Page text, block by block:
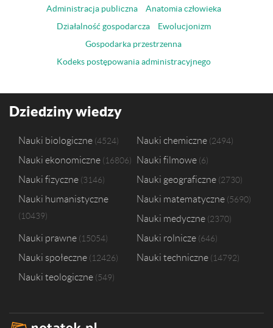
Administracja publiczna
Anatomia człowieka
Działalność gospodarcza
Ewolucjonizm
Gospodarka przestrzenna
Kodeks postępowania administracyjnego
Dziedziny wiedzy
Nauki biologiczne 4524 Nauki chemiczne 2494
Nauki ekonomiczne 16806 Nauki filmowe 6
Nauki fizyczne 3146 Nauki geograficzne 2730
Nauki humanistyczne
10439
Nauki matematyczne 5690
Nauki medyczne 2370
Nauki prawne 15054 Nauki rolnicze 646
Nauki społeczne 12426 Nauki techniczne 14792
Nauki teologiczne 549